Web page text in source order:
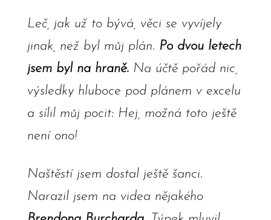
Leč, jak už to bývá, věci se vyvíjely
jinak, než byl můj plán. Po dvou letech
jsem byl na hraně.Na účtě pořád nic,
výsledky hluboce pod plánem v excelu
a sílil můj pocit: Hej, možná toto ještě
není ono!
Naštěstí jsem dostal ještě šanci.
Narazil jsem na videa nějakého